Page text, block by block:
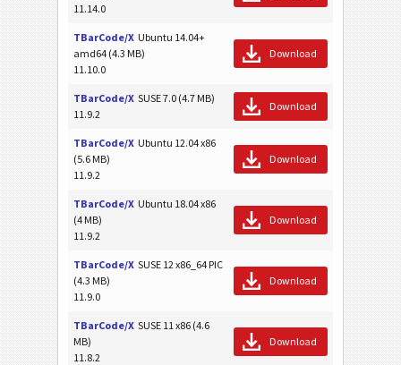
11.14.0
TBarCode/X Ubuntu 14.04+
amd64 (4.3 MB)
11.10.0
Download
TBarCode/X SUSE 7.0 (4.7 MB)
11.9.2
Download
TBarCode/X Ubuntu 12.04 x86
(5.6 MB)
11.9.2
Download
TBarCode/X Ubuntu 18.04 x86
(4 MB)
11.9.2
Download
TBarCode/X SUSE 12 x86_64 PIC
(4.3 MB)
11.9.0
Download
TBarCode/X SUSE 11 x86 (4.6
MB)
11.8.2
Download